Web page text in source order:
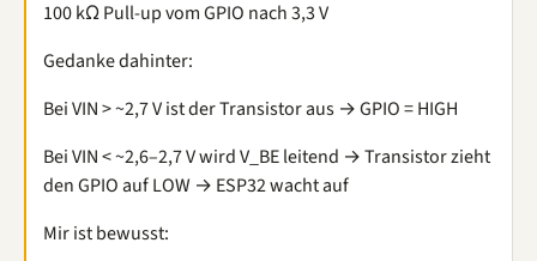
100 kΩ Pull-up vom GPIO nach 3,3 V
Gedanke dahinter:
Bei VIN > ~2,7 V ist der Transistor aus → GPIO = HIGH
Bei VIN < ~2,6–2,7 V wird V_BE leitend → Transistor zieht
den GPIO auf LOW → ESP32 wacht auf
Mir ist bewusst: